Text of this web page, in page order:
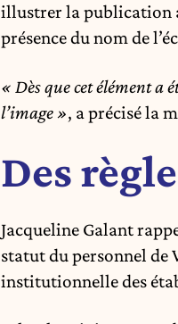
illustrer la publication
présence du nom de
« Dès que cet élément a
l’image », a précisé la
Des
Jacqueline Galant
statut du personnel de
institutionnelle des